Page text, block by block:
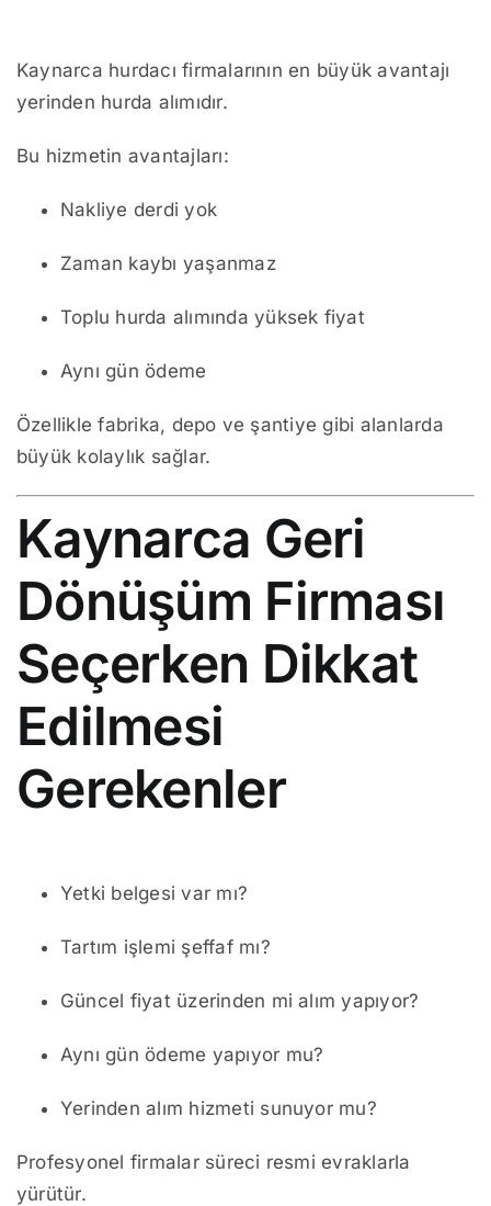
Kaynarca hurdacı firmalarının en büyük avantajı
yerinden hurda alımıdır.
Bu hizmetin avantajları:
Nakliye derdi yok
Zaman kaybı yaşanmaz
Toplu hurda alımında yüksek fiyat
Aynı gün ödeme
Özellikle fabrika, depo ve şantiye gibi alanlarda
büyük kolaylık sağlar.
Kaynarca Geri
Dönüşüm Firması
Seçerken Dikkat
Edilmesi
Gerekenler
Yetki belgesi var mı?
Tartım işlemi şeffaf mı?
Güncel fiyat üzerinden mi alım yapıyor?
Aynı gün ödeme yapıyor mu?
Yerinden alım hizmeti sunuyor mu?
Profesyonel firmalar süreci resmi evraklarla
yürütür.